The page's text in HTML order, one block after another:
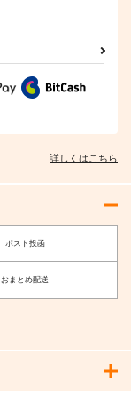
詳しくはこちら
ポスト投函
おまとめ配送